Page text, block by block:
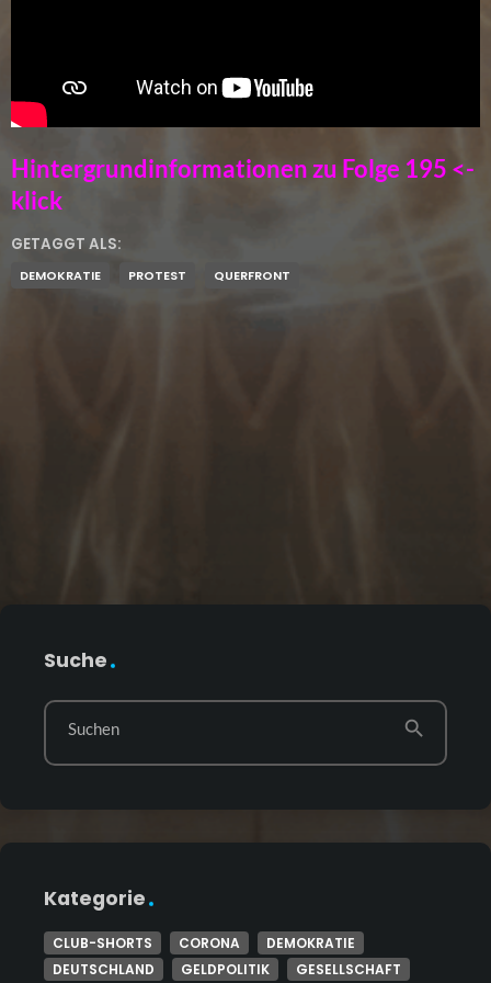
Hintergrundinformationen zu Folge 195 <-
klick
GETAGGT ALS:
DEMOKRATIE PROTEST QUERFRONT
Suche
Suchen search
Kategorie
CLUB-SHORTS CORONA
DEMOKRATIE
DEUTSCHLAND
GELDPOLITIK GESELLSCHAFT